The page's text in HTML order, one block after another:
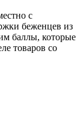
с
беженцев из
баллы, которые
товаров со